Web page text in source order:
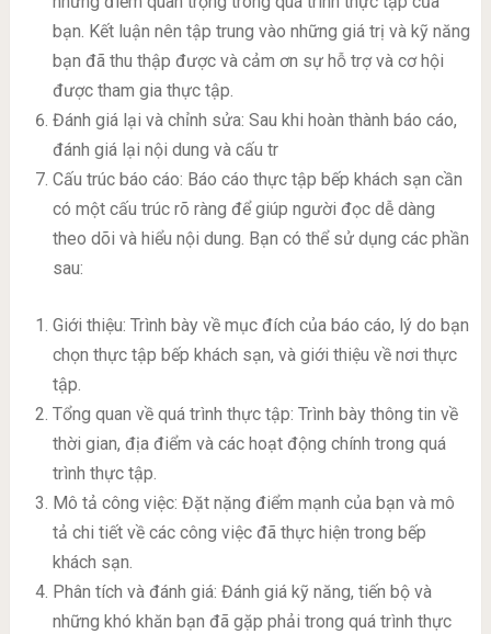
bạn. Kết luận nên tập trung vào những giá trị và kỹ năng
bạn đã thu thập được và cảm ơn sự hỗ trợ và cơ hội
được tham gia thực tập.
Đánh giá lại và chỉnh sửa: Sau khi hoàn thành báo cáo,
đánh giá lại nội dung và cấu tr
Cấu trúc báo cáo: Báo cáo thực tập bếp khách sạn cần
có một cấu trúc rõ ràng để giúp người đọc dễ dàng
theo dõi và hiểu nội dung. Bạn có thể sử dụng các phần
sau:
Giới thiệu: Trình bày về mục đích của báo cáo, lý do bạn
chọn thực tập bếp khách sạn, và giới thiệu về nơi thực
tập.
Tổng quan về quá trình thực tập: Trình bày thông tin về
thời gian, địa điểm và các hoạt động chính trong quá
trình thực tập.
Mô tả công việc: Đặt nặng điểm mạnh của bạn và mô
tả chi tiết về các công việc đã thực hiện trong bếp
khách sạn.
Phân tích và đánh giá: Đánh giá kỹ năng, tiến bộ và
những khó khăn bạn đã gặp phải trong quá trình thực